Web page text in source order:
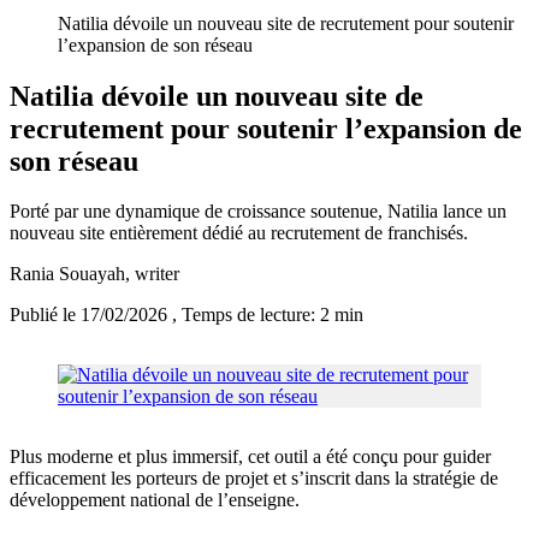
Natilia dévoile un nouveau site de recrutement pour soutenir
l’expansion de son réseau
Natilia dévoile un nouveau site de
recrutement pour soutenir l’expansion de
son réseau
Porté par une dynamique de croissance soutenue, Natilia lance un
nouveau site entièrement dédié au recrutement de franchisés.
Rania Souayah, writer
Publié le 17/02/2026 , Temps de lecture: 2 min
Plus moderne et plus immersif, cet outil a été conçu pour guider
efficacement les porteurs de projet et s’inscrit dans la stratégie de
développement national de l’enseigne.